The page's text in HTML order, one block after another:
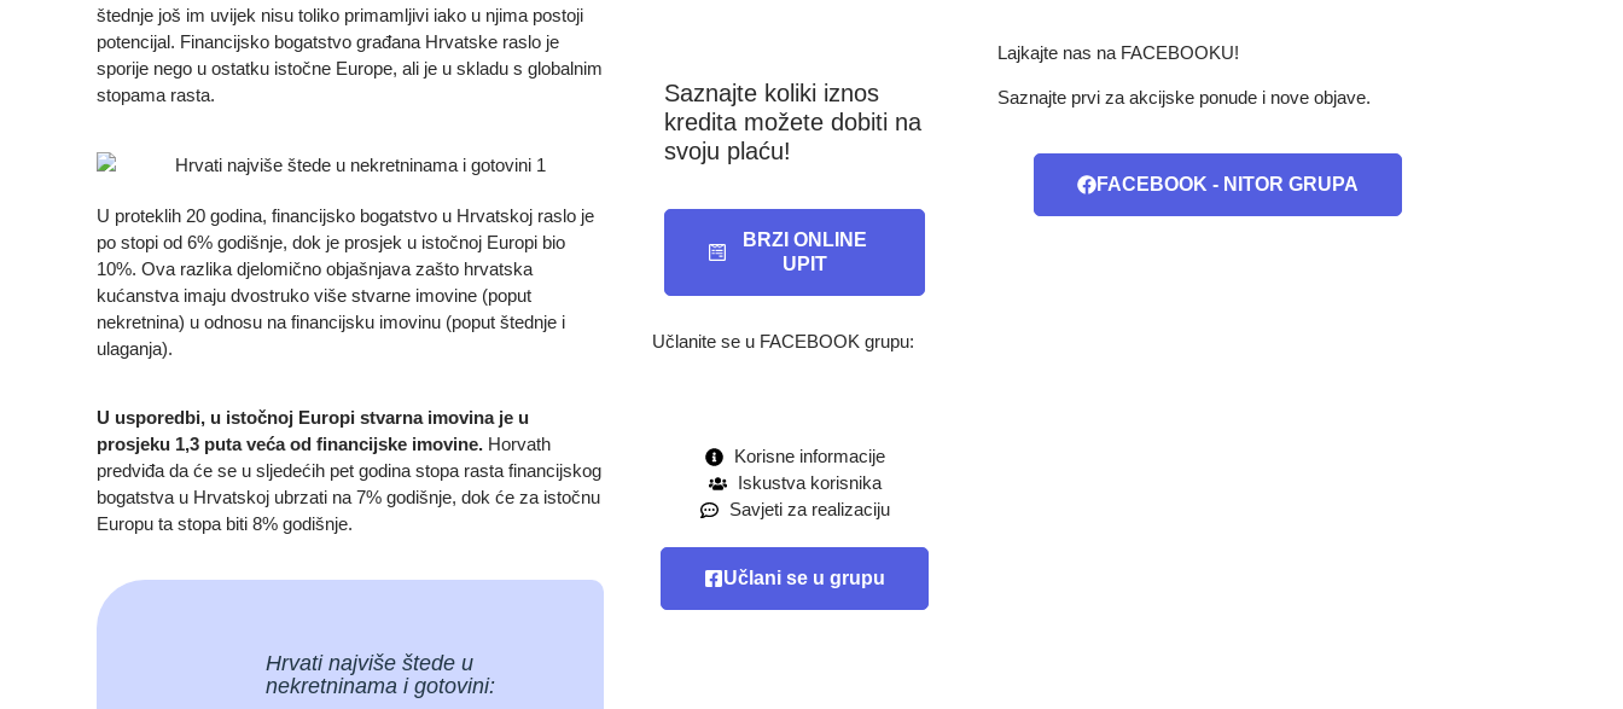
štednje još im uvijek nisu toliko primamljivi iako u njima postoji
potencijal. Financijsko bogatstvo građana Hrvatske raslo je
sporije nego u ostatku istočne Europe, ali je u skladu s globalnim
stopama rasta.
U proteklih 20 godina, financijsko bogatstvo u Hrvatskoj raslo je
po stopi od 6% godišnje, dok je prosjek u istočnoj Europi bio
10%. Ova razlika djelomično objašnjava zašto hrvatska
kućanstva imaju dvostruko više stvarne imovine (poput
nekretnina) u odnosu na financijsku imovinu (poput štednje i
ulaganja).
U usporedbi, u istočnoj Europi stvarna imovina je u
prosjeku 1,3 puta veća od financijske imovine. Horvath
predviđa da će se u sljedećih pet godina stopa rasta financijskog
bogatstva u Hrvatskoj ubrzati na 7% godišnje, dok će za istočnu
Europu ta stopa biti 8% godišnje.
Hrvati najviše štede u
nekretninama i gotovini:
Saznajte koliki iznos
kredita možete dobiti na
svoju plaću!
BRZI ONLINE
UPIT
Učlanite se u FACEBOOK grupu:
Korisne informacije
Iskustva korisnika
Savjeti za realizaciju
Učlani se u grupu
Lajkajte nas na FACEBOOKU!
Saznajte prvi za akcijske ponude i nove objave.
FACEBOOK - NITOR GRUPA